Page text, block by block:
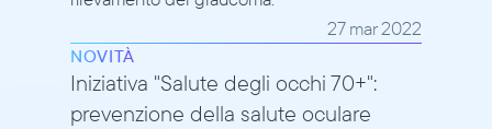
27 mar 2022
NOVITÀ
Iniziativa "Salute degli occhi 70+":
prevenzione della salute oculare